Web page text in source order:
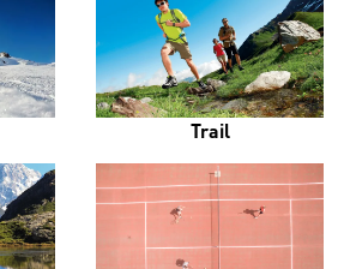
Trail